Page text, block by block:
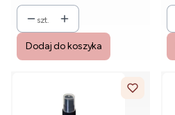
szt.
Dodaj do koszyka